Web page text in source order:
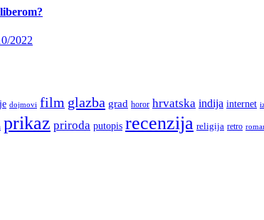
2022
dojmovi film glazba grad horor hrvatska indija internet
prikaz priroda putopis recenzija religija retro